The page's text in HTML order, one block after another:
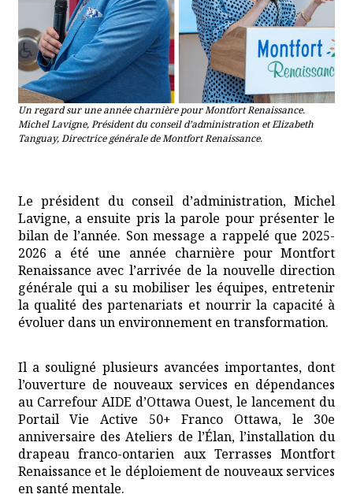
Un regard sur une année charnière pour Montfort Renaissance.
Michel Lavigne, Président du conseil d’administration et Elizabeth
Tanguay, Directrice générale de Montfort Renaissance.
Le président du conseil d’administration, Michel
Lavigne, a ensuite pris la parole pour présenter le
bilan de l’année. Son message a rappelé que 2025-
2026 a été une année charnière pour Montfort
Renaissance avec l’arrivée de la nouvelle direction
générale qui a su mobiliser les équipes, entretenir
la qualité des partenariats et nourrir la capacité à
évoluer dans un environnement en transformation.
Il a souligné plusieurs avancées importantes, dont
l’ouverture de nouveaux services en dépendances
au Carrefour AIDE d’Ottawa Ouest, le lancement du
Portail Vie Active 50+ Franco Ottawa, le 30e
anniversaire des Ateliers de l’Élan, l’installation du
drapeau franco-ontarien aux Terrasses Montfort
Renaissance et le déploiement de nouveaux services
en santé mentale.